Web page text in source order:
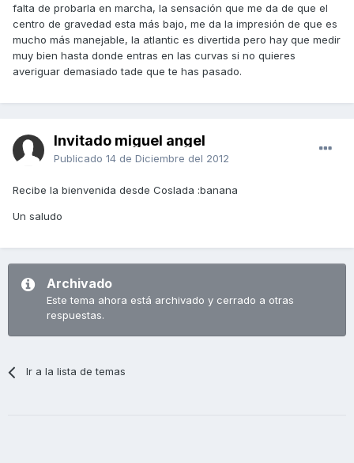
falta de probarla en marcha, la sensación que me da de que el
centro de gravedad esta más bajo, me da la impresión de que es
mucho más manejable, la atlantic es divertida pero hay que medir
muy bien hasta donde entras en las curvas si no quieres
averiguar demasiado tade que te has pasado.
Invitado miguel angel
Publicado 14 de Diciembre del 2012
Recibe la bienvenida desde Coslada :banana
Un saludo
Archivado
Este tema ahora está archivado y cerrado a otras
respuestas.
Ir a la lista de temas